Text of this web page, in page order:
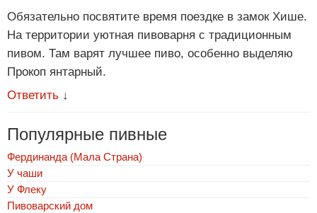
Обязательно посвятите время поездке в замок Хише.
На территории уютная пивоварня с традиционным
пивом. Там варят лучшее пиво, особенно выделяю
Прокоп янтарный.
Ответить ↓
Популярные пивные
Фердинанда (Мала Страна)
У чаши
У Флеку
Пивоварский дом